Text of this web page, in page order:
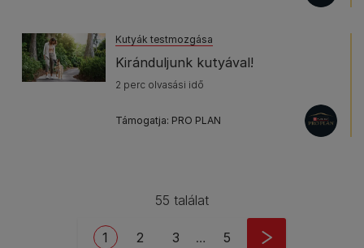
Kutyák testmozgása
Kiránduljunk kutyával!
2 perc olvasási idő
Támogatja: PRO PLAN
55 találat
Current page
1 Oldal
2 Oldal
3 … Last page
5